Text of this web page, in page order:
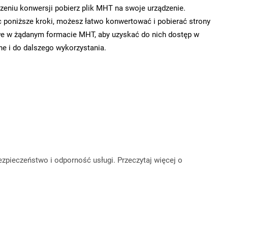
konwersji pobierz plik MHT na swoje urządzenie.
poniższe kroki, możesz łatwo konwertować i pobierać strony
w żądanym formacie MHT, aby uzyskać do nich dostęp w
i do dalszego wykorzystania.
i odporność usługi. Przeczytaj więcej o